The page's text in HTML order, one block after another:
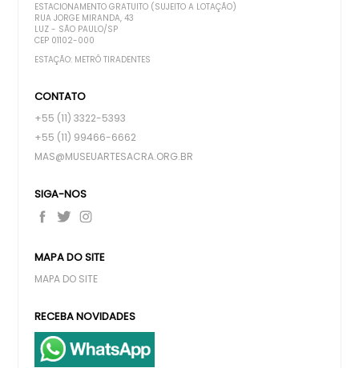
ESTACIONAMENTO GRATUITO (SUJEITO A LOTAÇÃO)
RUA JORGE MIRANDA, 43
LUZ - SÃO PAULO/SP
CEP 01102-000
ESTAÇÃO: METRÔ TIRADENTES
CONTATO
+55 (11) 3322-5393
+55 (11) 99466-6662
MAS@MUSEUARTESACRA.ORG.BR
SIGA-NOS
MAPA DO SITE
MAPA DO SITE
RECEBA NOVIDADES